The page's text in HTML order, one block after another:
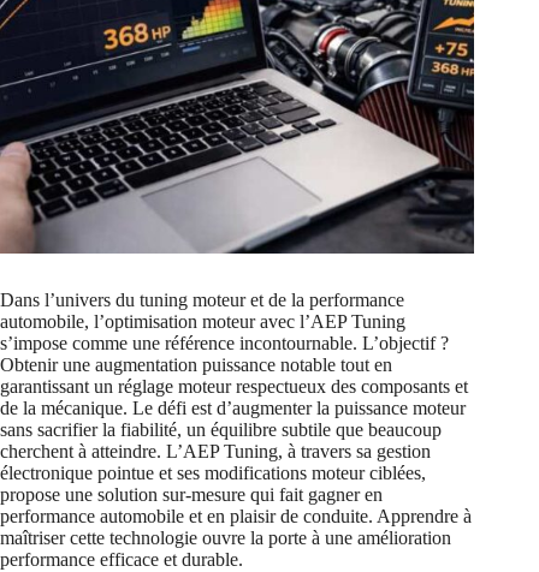
Dans l’univers du tuning moteur et de la performance
automobile, l’optimisation moteur avec l’AEP Tuning
s’impose comme une référence incontournable. L’objectif ?
Obtenir une augmentation puissance notable tout en
garantissant un réglage moteur respectueux des composants et
de la mécanique. Le défi est d’augmenter la puissance moteur
sans sacrifier la fiabilité, un équilibre subtile que beaucoup
cherchent à atteindre. L’AEP Tuning, à travers sa gestion
électronique pointue et ses modifications moteur ciblées,
propose une solution sur-mesure qui fait gagner en
performance automobile et en plaisir de conduite. Apprendre à
maîtriser cette technologie ouvre la porte à une amélioration
performance efficace et durable.